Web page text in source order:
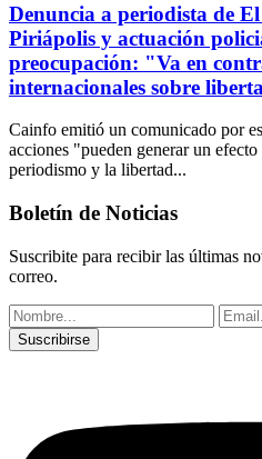
Denuncia a periodista de El
Piriápolis y actuación
preocupación: "Va en
internacionales sobre
Cainfo emitió un comunicado por
acciones "pueden generar un
periodismo y la libertad...
Boletín de Noticias
Suscribite para recibir las últimas
correo.
Suscribirse